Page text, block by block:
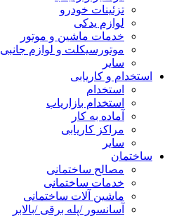
تزئینات خودرو
لوازم یدکی
خدمات ماشین و موتور
موتورسیکلت و لوازم جانبی
سایر
استخدام و کاریابی
استخدام
استخدام بازاریاب
آماده به کار
مراکز کاریابی
سایر
ساختمان
مصالح ساختمانی
خدمات ساختمانی
ماشین آلات ساختمانی
آسانسور /پله برقی /بالابر